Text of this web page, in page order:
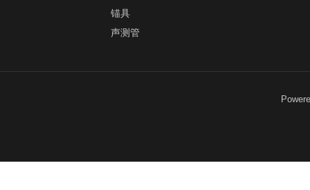
锚具
声测管